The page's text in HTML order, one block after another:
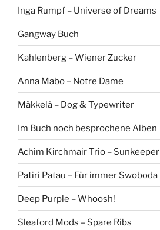
Inga Rumpf – Universe of Dreams
Gangway Buch
Kahlenberg – Wiener Zucker
Anna Mabo – Notre Dame
Mäkkelä – Dog & Typewriter
Im Buch noch besprochene Alben
Achim Kirchmair Trio – Sunkeeper
Patiri Patau – Für immer Swoboda
Deep Purple – Whoosh!
Sleaford Mods – Spare Ribs